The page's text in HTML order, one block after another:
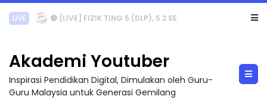
LIVE 🔴 [LIVE] PRINSIP PERAKAUNAN, PECUT SKOR SOALAN 1 TRIAL OLEH CIKGU WAN...
Akademi Youtuber
Inspirasi Pendidikan Digital, Dimulakan oleh Guru-
Guru Malaysia untuk Generasi Gemilang